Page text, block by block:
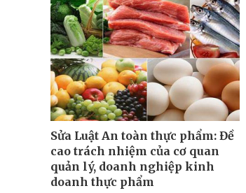
Sửa Luật An toàn thực phẩm: Đề
cao trách nhiệm của cơ quan
quản lý, doanh nghiệp kinh
doanh thực phẩm